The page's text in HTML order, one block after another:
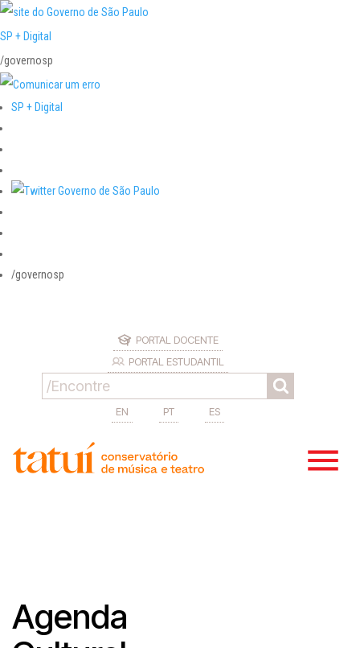
SP + Digital
/governosp
SP + Digital
/governosp
PORTAL DOCENTE
PORTAL ESTUDANTIL
EN PT ES
Agenda